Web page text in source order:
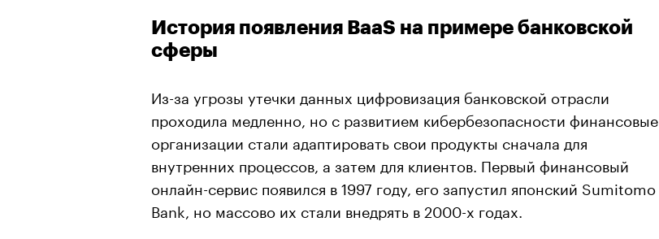
История появления BaaS на примере банковской
сферы
Из-за угрозы утечки данных цифровизация банковской отрасли
проходила медленно, но с развитием кибербезопасности финансовые
организации стали адаптировать свои продукты сначала для
внутренних процессов, а затем для клиентов. Первый финансовый
онлайн-сервис появился в 1997 году, его запустил японский Sumitomo
Bank, но массово их стали внедрять в 2000-х годах.